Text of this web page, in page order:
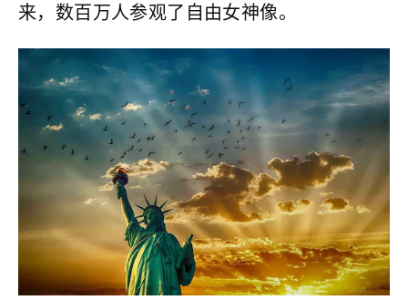
来，数百万人参观了自由女神像。